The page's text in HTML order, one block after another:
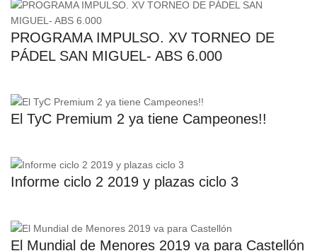
PROGRAMA IMPULSO. XV TORNEO DE
PÁDEL SAN MIGUEL- ABS 6.000
El TyC Premium 2 ya tiene Campeones!!
Informe ciclo 2 2019 y plazas ciclo 3
El Mundial de Menores 2019 va para Castellón